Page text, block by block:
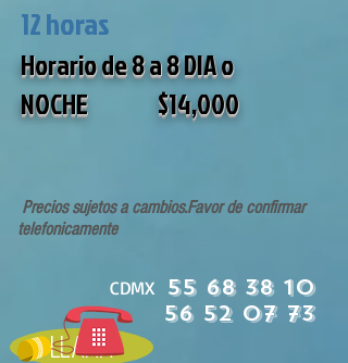
12 horas
Horario de 8 a 8 DIA o
NOCHE $14,000
Precios sujetos a cambios.Favor de confirmar
telefonicamente
Llama
CDMX 55 68 38 10
56 52 07 73